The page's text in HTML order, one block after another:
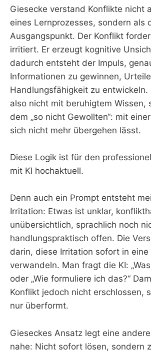
Giesecke verstand Konflikte nicht
eines Lernprozesses, sondern als
Ausgangspunkt. Der Konflikt
irritiert. Er erzeugt kognitive
dadurch entsteht der Impuls,
Informationen zu gewinnen,
Handlungsfähigkeit zu
also nicht mit beruhigtem Wissen,
dem „so nicht Gewollten“: mit
sich nicht mehr übergehen lässt.
Diese Logik ist für den
mit KI hochaktuell.
Denn auch ein Prompt entsteht
Irritation: Etwas ist unklar,
unübersichtlich, sprachlich noch
handlungspraktisch offen. Die
darin, diese Irritation sofort in eine
verwandeln. Man fragt die KI:
oder „Wie formuliere ich das?“
Konflikt jedoch nicht erschlossen,
nur überformt.
Gieseckes Ansatz legt eine
nahe: Nicht sofort lösen, sondern